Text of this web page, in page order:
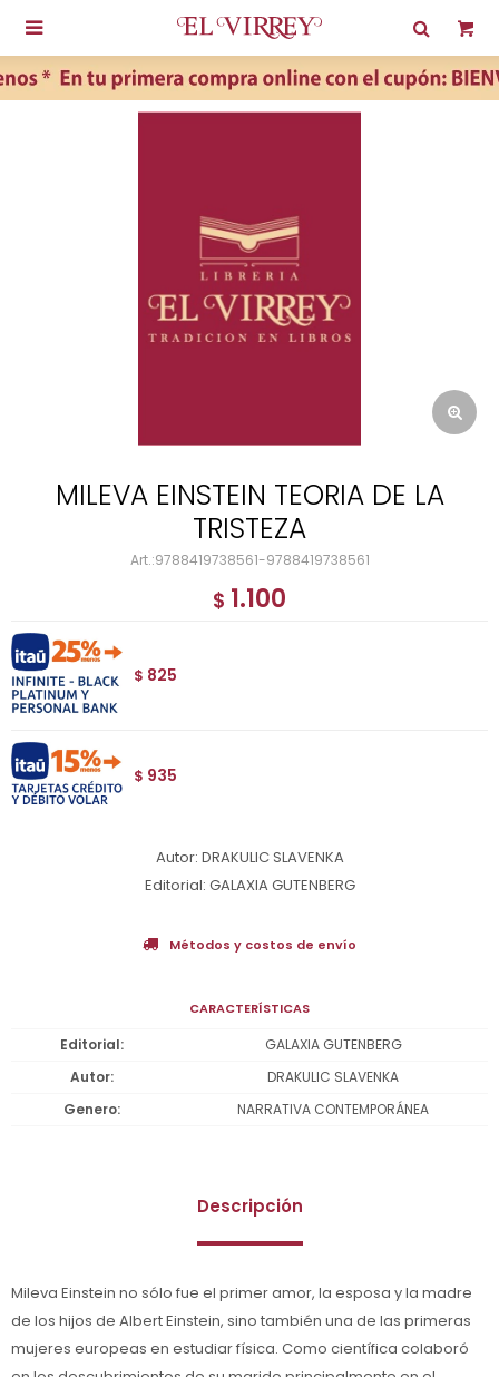

MILEVA EINSTEIN TEORIA DE LA
TRISTEZA
9788419738561-9788419738561
$ 1.100
$ 825
$ 935
Autor: DRAKULIC SLAVENKA
Editorial: GALAXIA GUTENBERG
Métodos y costos de envío
CARACTERÍSTICAS
Editorial
GALAXIA GUTENBERG
Autor
DRAKULIC SLAVENKA
Genero
NARRATIVA CONTEMPORÁNEA
Descripción
Mileva Einstein no sólo fue el primer amor, la esposa y la madre
de los hijos de Albert Einstein, sino también una de las primeras
mujeres europeas en estudiar física. Como científica colaboró